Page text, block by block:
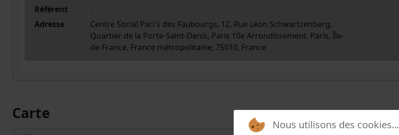
Référent
.
Adresse
Centre Social Pari's des Faubourgs, 12, Rue Léon Schwartzenberg,
Quartier de la Porte-Saint-Denis, Paris 10e Arrondissement, Paris, Île-
de-France, France métropolitaine, 75010, France
Carte
Nous utilisons des cookies...